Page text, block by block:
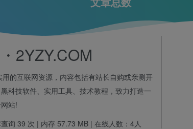
文章总数
2YZY.COM
的互联网资源，内容包括有站长自购或亲测开
科技软件、实用工具、技术教程，致力打造一
站!
询 39 次 | 内存 57.73 MB | 在线人数：4人